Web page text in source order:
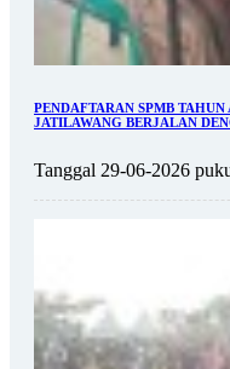
PENDAFTARAN SPMB TAHUN
JATILAWANG BERJALAN
Tanggal 29-06-2026